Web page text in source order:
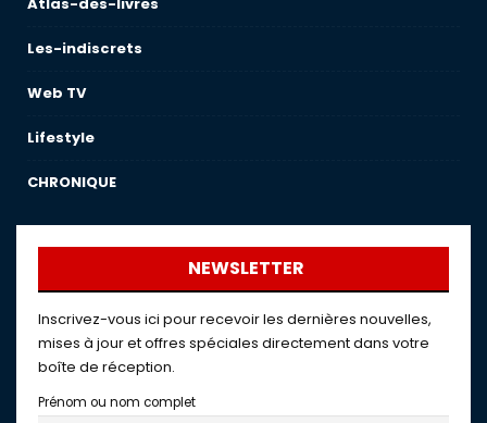
Les-indiscrets
Web TV
Lifestyle
CHRONIQUE
NEWSLETTER
Inscrivez-vous ici pour recevoir les dernières nouvelles,
mises à jour et offres spéciales directement dans votre
boîte de réception.
Prénom ou nom complet